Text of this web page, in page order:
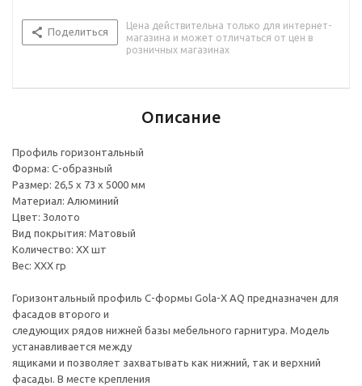
Поделиться
Цена действительна только для интернет-
магазина и может отличаться от цен в
розничных магазинах
Описание
Профиль горизонтальный
Форма: C-образный
Размер: 26,5 х 73 х 5000 мм
Материал: Алюминий
Цвет: Золото
Вид покрытия: Матовый
Количество: ХХ шт
Вес: ХХХ гр
Горизонтальный профиль С-формы Gola-X AQ предназначен для
фасадов второго и
следующих рядов нижней базы мебельного гарнитура. Модель
устанавливается между
ящиками и позволяет захватывать как нижний, так и верхний
фасады. В месте крепления